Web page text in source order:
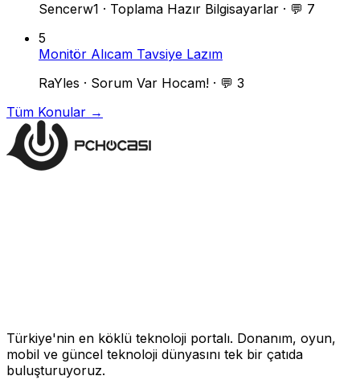
Sencerw1 · Toplama Hazır Bilgisayarlar · 💬 7
5
Monitör Alıcam Tavsiye Lazım
RaYles · Sorum Var Hocam! · 💬 3
Tüm Konular →
Türkiye'nin en köklü teknoloji portalı. Donanım, oyun,
mobil ve güncel teknoloji dünyasını tek bir çatıda
buluşturuyoruz.